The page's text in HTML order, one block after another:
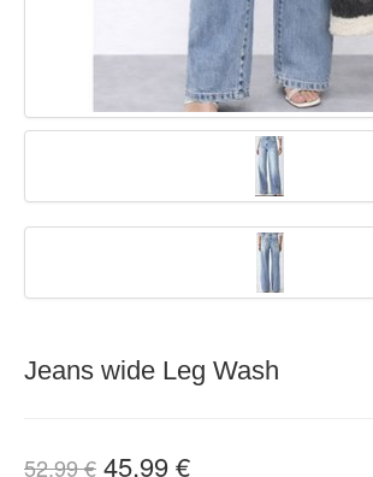
Jeans wide Leg Wash
52.99 € 45,99 €